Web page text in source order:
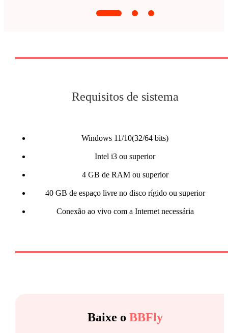
Requisitos de sistema
Windows 11/10(32/64 bits)
Intel i3 ou superior
4 GB de RAM ou superior
40 GB de espaço livre no disco rígido ou superior
Conexão ao vivo com a Internet necessária
Baixe o BBFly